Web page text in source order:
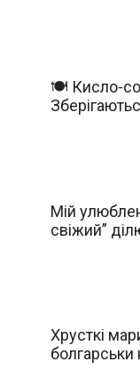
🍽️ Кисло-
Мій
свіжий”
Хрусткі
болгарськи